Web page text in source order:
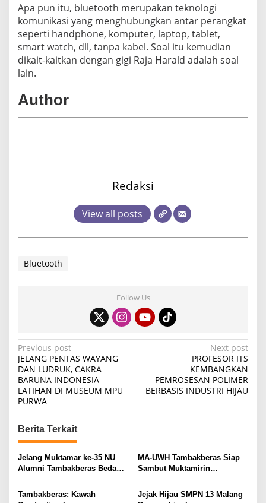
Apa pun itu, bluetooth merupakan teknologi
komunikasi yang menghubungkan antar perangkat
seperti handphone, komputer, laptop, tablet,
smart watch, dll, tanpa kabel. Soal itu kemudian
dikait-kaitkan dengan gigi Raja Harald adalah soal
lain.
Author
Redaksi
View all posts
Bluetooth
Follow Us
P
o
s
t
a
v
i
Previous post
JELANG PENTAS WAYANG
DAN LUDRUK, CAKRA
BARUNA INDONESIA
LATIHAN DI MUSEUM MPU
PURWA
Next post
PROFESOR ITS
KEMBANGKAN
PEMROSESAN POLIMER
BERBASIS INDUSTRI HIJAU
Berita Terkait
Jelang Muktamar ke-35 NU
Alumni Tambakberas Bedah
MA-UWH Tambakberas Siap
Sambut Muktamirin
Tambakberas: Kawah
Jejak Hijau SMPN 13 Malang